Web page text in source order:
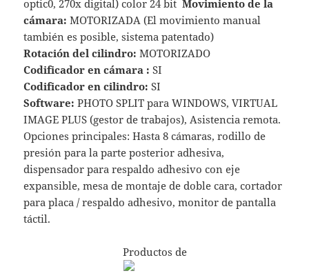
optic0, 270x digital) color 24 bitMovimiento de la
cámara: MOTORIZADA (El movimiento manual
también es posible, sistema patentado)
Rotación del cilindro: MOTORIZADO
Codificador en cámara : SI
Codificador en cilindro: SI
Software: PHOTO SPLIT para WINDOWS, VIRTUAL
IMAGE PLUS (gestor de trabajos), Asistencia remota.
Opciones principales: Hasta 8 cámaras, rodillo de
presión para la parte posterior adhesiva,
dispensador para respaldo adhesivo con eje
expansible, mesa de montaje de doble cara, cortador
para placa / respaldo adhesivo, monitor de pantalla
táctil.
Productos de